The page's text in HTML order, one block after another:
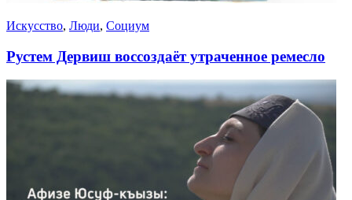
Искусство, Люди, Социум
Рустем Дервиш воссоздаёт утраченное ремесло